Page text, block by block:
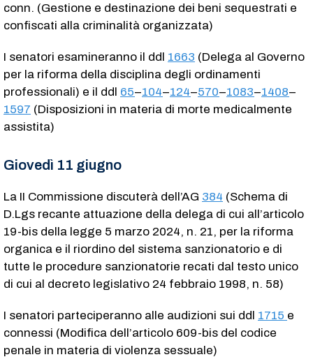
conn. (Gestione e destinazione dei beni sequestrati e
confiscati alla criminalità organizzata)
I senatori esamineranno il ddl 1663 (Delega al Governo
per la riforma della disciplina degli ordinamenti
professionali) e il ddl 65–104–124–570–1083–1408–
1597 (Disposizioni in materia di morte medicalmente
assistita)
Giovedì 11 giugno
La II Commissione discuterà dell’AG 384 (Schema di
D.Lgs recante attuazione della delega di cui all’articolo
19-bis della legge 5 marzo 2024, n. 21, per la riforma
organica e il riordino del sistema sanzionatorio e di
tutte le procedure sanzionatorie recati dal testo unico
di cui al decreto legislativo 24 febbraio 1998, n. 58)
I senatori parteciperanno alle audizioni sui ddl 1715 e
connessi (Modifica dell’articolo 609-bis del codice
penale in materia di violenza sessuale)